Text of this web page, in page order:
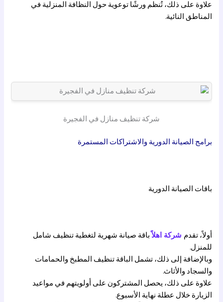
علاوة على ذلك، تُنظم ورشًا توعوية حول النظافة المنزلية في
المناطق النائية.
شركة تنظيف منازل في الفجيرة
برامج الصيانة الدورية والاشتراكات المستمرة
باقات الصيانة الدورية
أولاً، تقدم شركة اهلاً باقة صيانة شهرية لتغطية تنظيف شامل
للمنزل.
وبالإضافة إلى ذلك، تشمل الباقة تنظيف المطبخ والحمامات
والسجاد والأثاث.
علاوة على ذلك، يحصل المشتركون على أولويتهم في مواعيد
الزيارة خلال عطلة نهاية الأسبوع.